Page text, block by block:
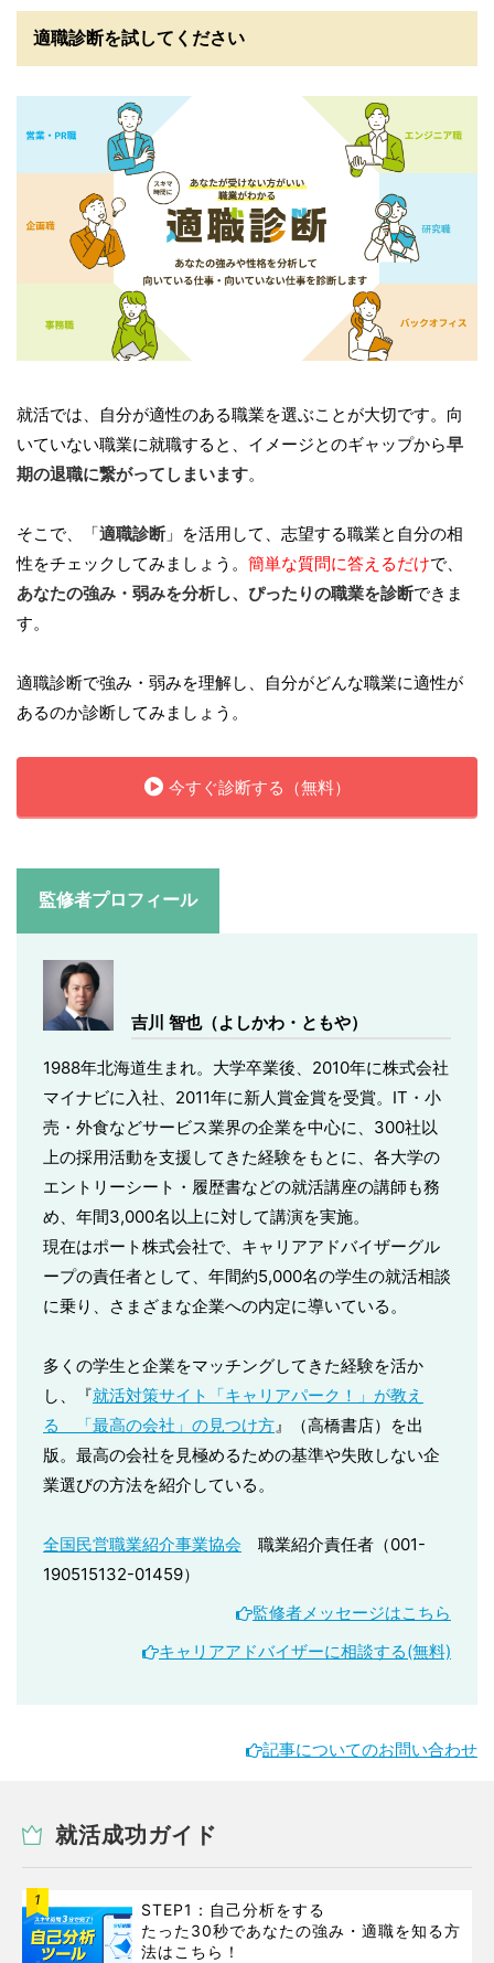
適職診断を試してください
就活では、自分が適性のある職業を選ぶことが大切です。向
いていない職業に就職すると、イメージとのギャップから早
期の退職に繋がってしまいます。
そこで、「適職診断」を活用して、志望する職業と自分の相
性をチェックしてみましょう。 簡単な質問に答えるだけで、
あなたの強み・弱みを分析し、ぴったりの職業を診断できま
す。
適職診断で強み・弱みを理解し、自分がどんな職業に適性が
あるのか診断してみましょう。
今すぐ診断する（無料）
監修者プロフィール
吉川 智也（よしかわ・ともや）
1988年北海道生まれ。大学卒業後、2010年に株式会社
マイナビに入社、2011年に新人賞金賞を受賞。IT・小
売・外食などサービス業界の企業を中心に、300社以
上の採用活動を支援してきた経験をもとに、各大学の
エントリーシート・履歴書などの就活講座の講師も務
め、年間3,000名以上に対して講演を実施。
現在はポート株式会社で、キャリアアドバイザーグル
ープの責任者として、年間約5,000名の学生の就活相談
に乗り、さまざまな企業への内定に導いている。
多くの学生と企業をマッチングしてきた経験を活か
し、『就活対策サイト「キャリアパーク！」が教え
る 「最高の会社」の見つけ方 』（高橋書店）を出
版。最高の会社を見極めるための基準や失敗しない企
業選びの方法を紹介している。
全国民営職業紹介事業協会 職業紹介責任者（001-
190515132-01459）
監修者メッセージはこちら
キャリアアドバイザーに相談する(無料)
記事についてのお問い合わせ
就活成功ガイド
1
STEP1：自己分析をする
たった30秒であなたの強み・適職を知る方
法はこちら！